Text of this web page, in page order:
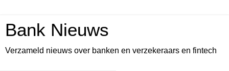
Bank Nieuws
Verzameld nieuws over banken en verzekeraars en fintech